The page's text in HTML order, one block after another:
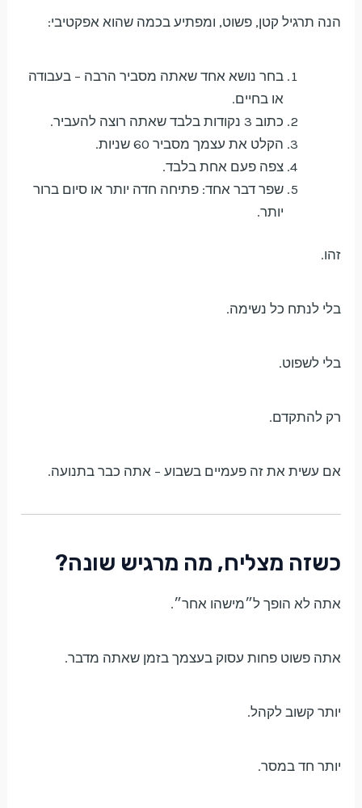
הנה תרגיל קטן, פשוט, ומפתיע בכמה שהוא אפקטיבי:
בחר נושא אחד שאתה מסביר הרבה – בעבודה
או בחיים.
כתוב 3 נקודות בלבד שאתה רוצה להעביר.
הקלט את עצמך מסביר 60 שניות.
צפה פעם אחת בלבד.
שפר דבר אחד: פתיחה חדה יותר או סיום ברור
יותר.
זהו.
בלי לנתח כל נשימה.
בלי לשפוט.
רק להתקדם.
אם עשית את זה פעמיים בשבוע – אתה כבר בתנועה.
כשזה מצליח, מה מרגיש שונה?
אתה לא הופך ל״מישהו אחר״.
אתה פשוט פחות עסוק בעצמך בזמן שאתה מדבר.
יותר קשוב לקהל.
יותר חד במסר.